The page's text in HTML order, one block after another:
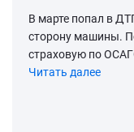
В марте попал в
сторону машины.
страховую по
Читать далее